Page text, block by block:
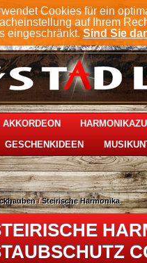
Cookies für ein
auf Ihrem
eingeschränkt. Sind Sie
GESCHENKIDEEN
/Steirische Harmonika